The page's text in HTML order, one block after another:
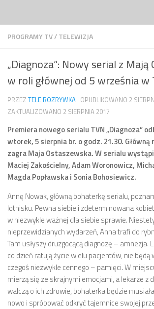
PROGRAMY TV/TELEWIZJA
„Diagnoza”: Nowy serial z
w roli głównej od 5 września w
PRZEZ TELE ROZRYWKA · OPUBLIKOWANO 2
ZAKTUALIZOWANO 2 SIERPNIA 2017
Premiera nowego serialu TVN „Diagnoza”
wtorek, 5 sierpnia br. o godz. 21.30.
zagra Maja Ostaszewska. W serialu
Maciej Zakościelny, Adam Woronowicz,
Magda Popławska i Sonia Bohosiewicz.
Annę Nowak, główną bohaterkę serialu,
lotnisku. Pewna siebie i zdeterminowana
w niezwykle ważnej dla siebie sprawie.
nieprzewidzianych wydarzeń, Anna trafi do
Tam usłyszy druzgocącą diagnozę – amnezja.
co dzień ratują życie wielu pacjentów, nie będą
czegoś niezwykle cennego – pamięci. W
mierzą się ze skrajnymi emocjami, a lekarze z
walczą o ich zdrowie, bohaterka będzie
nowo i spróbować odkryć tajemnice swojej